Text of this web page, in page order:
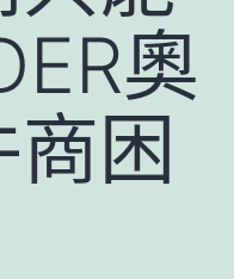
奧
困